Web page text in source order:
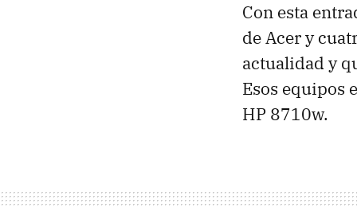
Con esta
de Acer y
actualidad y
Esos equipos
HP 8710w.